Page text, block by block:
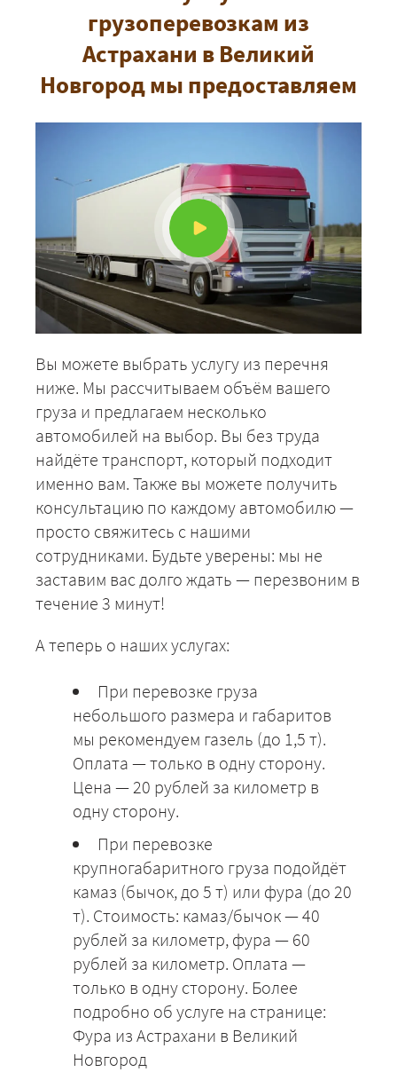
грузоперевозкам из
Астрахани в Великий
Новгород мы предоставляем
Вы можете выбрать услугу из перечня
ниже. Мы рассчитываем объём вашего
груза и предлагаем несколько
автомобилей на выбор. Вы без труда
найдёте транспорт, который подходит
именно вам. Также вы можете получить
консультацию по каждому автомобилю —
просто свяжитесь с нашими
сотрудниками. Будьте уверены: мы не
заставим вас долго ждать — перезвоним в
течение 3 минут!
А теперь о наших услугах:
При перевозке груза
небольшого размера и габаритов
мы рекомендуем газель (до 1,5 т).
Оплата — только в одну сторону.
Цена — 20 рублей за километр в
одну сторону.
При перевозке
крупногабаритного груза подойдёт
камаз (бычок, до 5 т) или фура (до 20
т). Стоимость: камаз/бычок — 40
рублей за километр, фура — 60
рублей за километр. Оплата —
только в одну сторону. Более
подробно об услуге на странице:
Фура из Астрахани в Великий
Новгород
+7 (499) 520-05-23
ЗАКАЗАТЬ